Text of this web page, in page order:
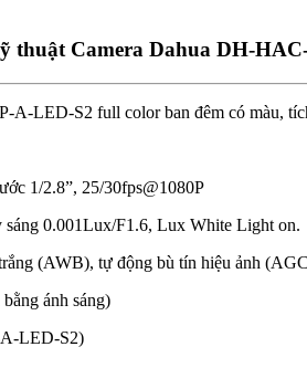
thuật Camera Dahua DH-
1/2.8”, 25/30fps@1080P
0.001Lux/F1.6, Lux White Light on.
(AWB), tự động bù tín hiệu ảnh
ánh sáng)
LED-S2)